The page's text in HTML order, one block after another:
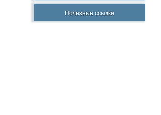
Полезные ссылки